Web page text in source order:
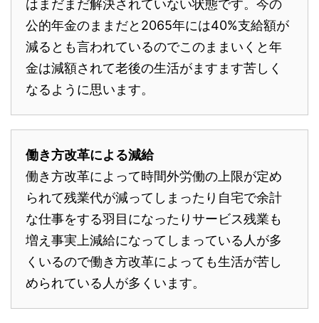
はまだまだ解決されていない状態です。今の
公的年金のままだと2065年には40%支給額が
減るとも言われているのでこのままいくと年
金は減額されて老後の生活がますます苦しく
なるように思います。
働き方改革による減給
働き方改革によって時間外労働の上限が定め
られて残業代が減ってしまったり自宅で余計
な仕事をする羽目になったりサービス残業も
増え事実上減給になってしまっている人が多
くいるので働き方改革によっても生活が苦し
められている人が多くいます。